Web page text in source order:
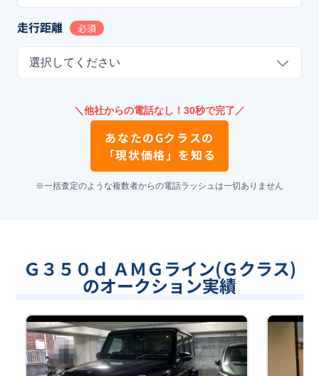
走行距離 必須
選択してください
＼他社からの電話なし！30秒で完了／
あなたのGクラスの
「現状価格」を知る
※一括査定のような複数者からの電話ラッシュは一切ありません
Ｇ３５０ｄ ＡＭＧライン(Ｇクラス)
のオークション実績